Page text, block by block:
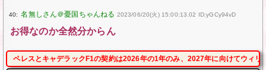
40: 2023/06/20(火) 15:00:13.02 ID:yGCy94vD
お得なのか全然分からん
ペレスとキャデラックF1の契約は2026年の1年のみ、2027年に向けてウィリ